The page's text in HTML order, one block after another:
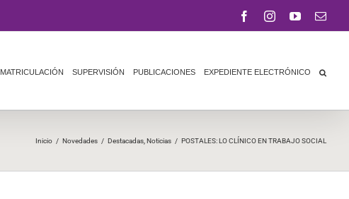
FacebookInstagramYouTube
MATRICULACIÓN SUPERVISIÓN PUBLICACIONES EXPEDIENTE ELECTRÓNICO
Inicio / Novedades / Destacadas Noticias / POSTALES: LO CLÍNICO EN TRABAJO SOCIAL